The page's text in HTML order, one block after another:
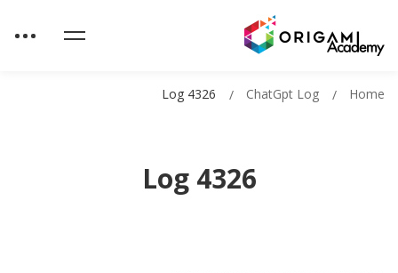
Log 4326
Home
ChatGpt Log
Log 4326